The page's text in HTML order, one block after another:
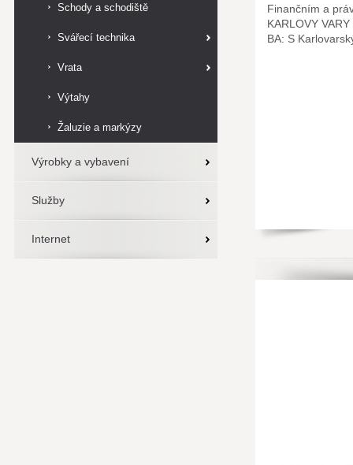
Schody a schodiště
Svářecí technika
Vrata
Výtahy
Žaluzie a markýzy
Výrobky a vybavení
Služby
Internet
Finančním a
KARLOVY VARY
BA: S